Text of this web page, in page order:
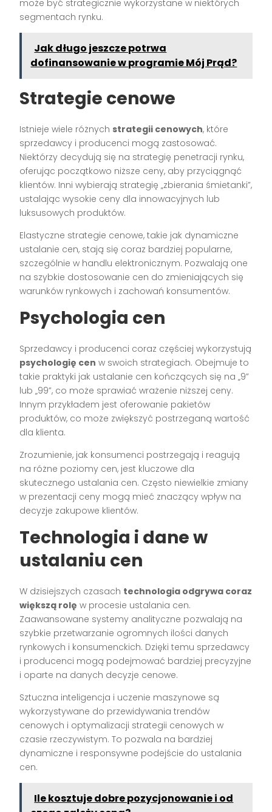
może być strategicznie wykorzystane w niektórych
segmentach rynku.
Jak długo jeszcze potrwa
dofinansowanie w programie Mój Prąd?
Strategie cenowe
Istnieje wiele różnych strategii cenowych, które
sprzedawcy i producenci mogą zastosować.
Niektórzy decydują się na strategię penetracji rynku,
oferując początkowo niższe ceny, aby przyciągnąć
klientów. Inni wybierają strategię „zbierania śmietanki”,
ustalając wysokie ceny dla innowacyjnych lub
luksusowych produktów.
Elastyczne strategie cenowe, takie jak dynamiczne
ustalanie cen, stają się coraz bardziej popularne,
szczególnie w handlu elektronicznym. Pozwalają one
na szybkie dostosowanie cen do zmieniających się
warunków rynkowych i zachowań konsumentów.
Psychologia cen
Sprzedawcy i producenci coraz częściej wykorzystują
psychologię cen w swoich strategiach. Obejmuje to
takie praktyki jak ustalanie cen kończących się na „9”
lub „99”, co może sprawiać wrażenie niższej ceny.
Innym przykładem jest oferowanie pakietów
produktów, co może zwiększyć postrzeganą wartość
dla klienta.
Zrozumienie, jak konsumenci postrzegają i reagują
na różne poziomy cen, jest kluczowe dla
skutecznego ustalania cen. Często niewielkie zmiany
w prezentacji ceny mogą mieć znaczący wpływ na
decyzje zakupowe klientów.
Technologia i dane w
ustalaniu cen
W dzisiejszych czasach technologia odgrywa coraz
większą rolę w procesie ustalania cen.
Zaawansowane systemy analityczne pozwalają na
szybkie przetwarzanie ogromnych ilości danych
rynkowych i konsumenckich. Dzięki temu sprzedawcy
i producenci mogą podejmować bardziej precyzyjne
i oparte na danych decyzje cenowe.
Sztuczna inteligencja i uczenie maszynowe są
wykorzystywane do przewidywania trendów
cenowych i optymalizacji strategii cenowych w
czasie rzeczywistym. To pozwala na bardziej
dynamiczne i responsywne podejście do ustalania
cen.
Ile kosztuje dobre pozycjonowanie i od